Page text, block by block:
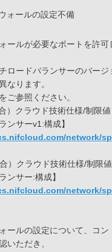
ォールの設定不備
ールが必要なポートを許
ロードバランサーのバー
なります。
ご参照ください。
）クラウド技術仕様/制限
ンサーv1:構成】
network/
合）クラウド技術仕様/制限
ンサー:構成】
network/
ールの設定について、コ
いただき、